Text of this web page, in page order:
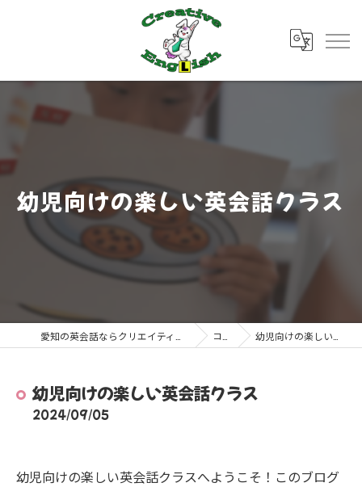
幼児向けの楽しい英会話クラス
コラム 幼児向けの楽しい英会話クラス
幼児向けの楽しい英会話クラス
2024/09/05
幼児向けの楽しい英会話クラスへようこそ！このブログ